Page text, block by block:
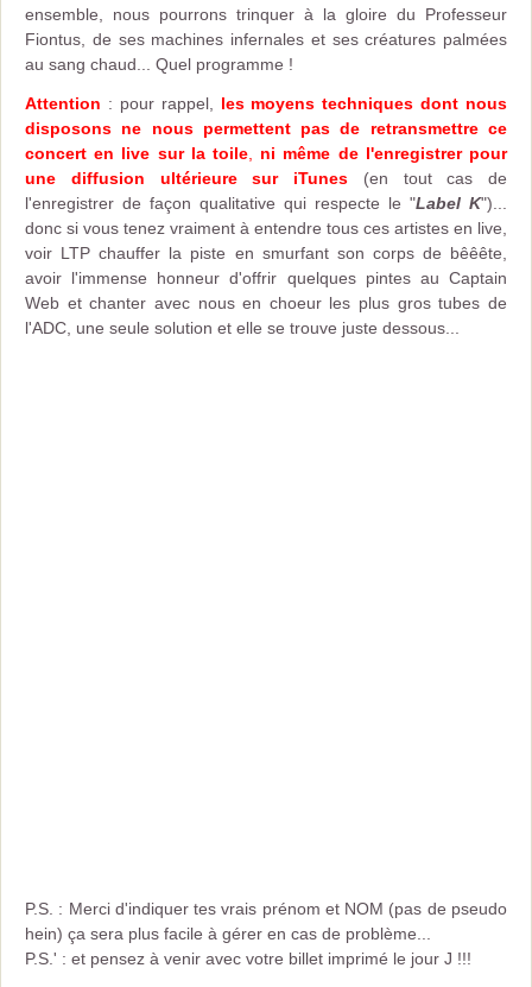
ensemble, nous pourrons trinquer à la gloire du Professeur
Fiontus, de ses machines infernales et ses créatures palmées
au sang chaud... Quel programme !
Attention : pour rappel, les moyens techniques dont nous
disposons ne nous permettent pas de retransmettre ce
concert en live sur la toile
ni même de l'enregistrer pour
une diffusion ultérieure sur iTunes (en tout cas de
l'enregistrer de façon qualitative qui respecte le "Label K")...
donc si vous tenez vraiment à entendre tous ces artistes en live,
voir LTP chauffer la piste en smurfant son corps de bêêête,
avoir l'immense honneur d'offrir quelques pintes au Captain
Web et chanter avec nous en choeur les plus gros tubes de
l'ADC, une seule solution et elle se trouve juste dessous...
P.S. : Merci d'indiquer tes vrais prénom et NOM (pas de pseudo
hein) ça sera plus facile à gérer en cas de problème...
P.S.' : et pensez à venir avec votre billet imprimé le jour J !!!